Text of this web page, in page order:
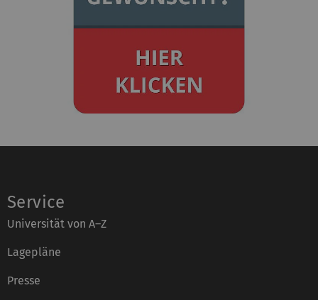
Service
Universität von A–Z
Lagepläne
Presse